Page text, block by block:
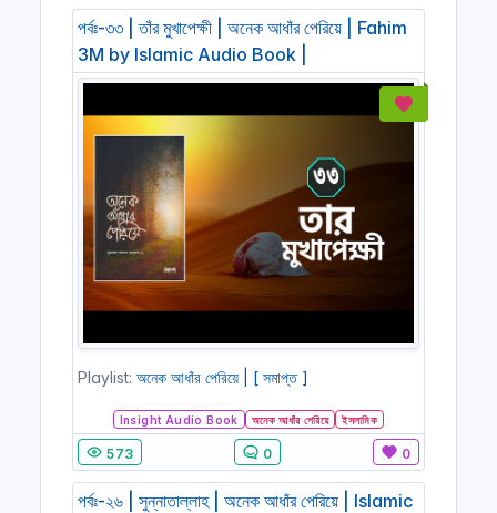
পর্বঃ-৩৩ | তাঁর মুখাপেক্ষী | অনেক আধাঁর পেরিয়ে | Fahim
3M by Islamic Audio Book |
Playlist: অনেক আধাঁর পেরিয়ে | [ সমাপ্ত ]
Insight Audio Book অনেক আধাঁর পেরিয়ে ইসলামিক
573 0 0
পর্বঃ-২৬ | সুন্নাতাল্লাহ | অনেক আধাঁর পেরিয়ে | Islamic